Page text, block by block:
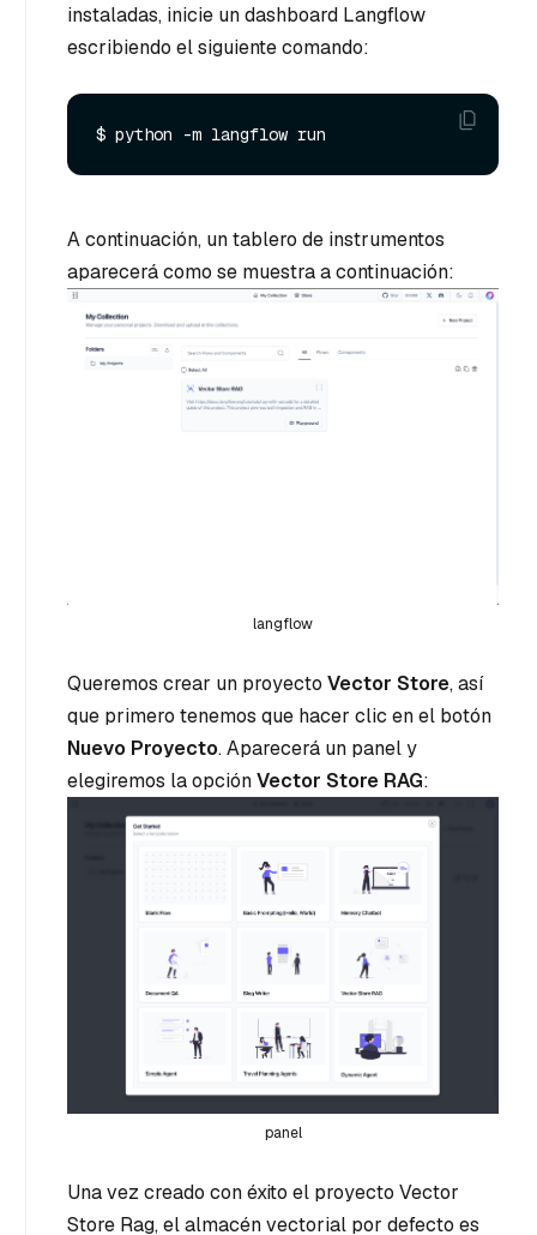
instaladas, inicie un dashboard Langflow
escribiendo el siguiente comando:
A continuación, un tablero de instrumentos
aparecerá como se muestra a continuación:
langflow
Queremos crear un proyecto Vector Store, así
que primero tenemos que hacer clic en el botón
Nuevo Proyecto. Aparecerá un panel y
elegiremos la opciónVector Store RAG:
panel
Una vez creado con éxito el proyecto Vector
Store Rag, el almacén vectorial por defecto es